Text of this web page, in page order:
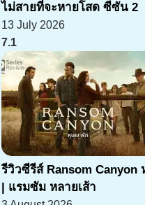
ไม่สายที่จะหายโสด ซีซัน 2
13 July 2026
7.1
รีวิวซีรีส์ Ransom Canyon
| แรมซัม หลายเส้า